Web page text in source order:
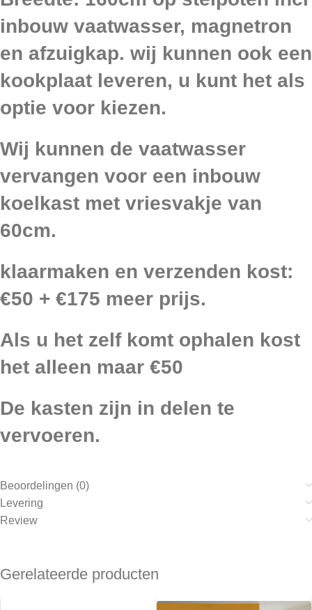
inbouw vaatwasser, magnetron
en afzuigkap. wij kunnen ook een
kookplaat leveren, u kunt het als
optie voor kiezen.
Wij kunnen de vaatwasser
vervangen voor een inbouw
koelkast met vriesvakje van
60cm.
klaarmaken en verzenden kost:
€50 + €175 meer prijs.
Als u het zelf komt ophalen kost
het alleen maar €50
De kasten zijn in delen te
vervoeren.
Beoordelingen (0)
Levering
Review
Gerelateerde producten